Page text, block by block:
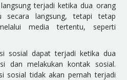
terjadi ketika dua orang
secara langsung, tetapi tetap
media tertentu, seperti
sosial dapat terjadi ketika dua
dan melakukan kontak sosial.
sosial tidak akan pernah terjadi